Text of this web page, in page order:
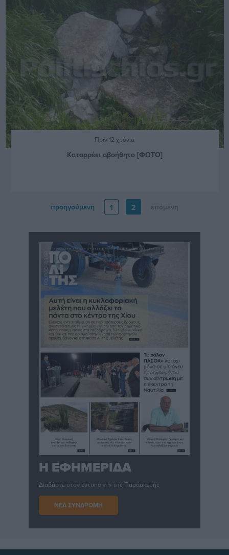
Πριν 12 χρόνια
Καταρρέει αβοήθητο [ΦΩΤΟ]
προηγούμενη 1 2
Η ΕΦΗΜΕΡΙΔΑ
Διαβάστε στον έντυπο «π» της Παρασκευής
ΝΕΑ ΣΥΝΔΡΟΜΗ